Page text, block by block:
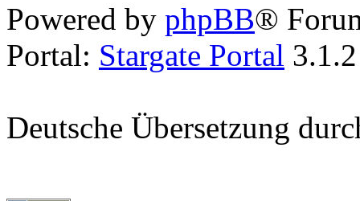
Powered by phpBB®
Portal: Stargate Portal
Deutsche Übersetzung